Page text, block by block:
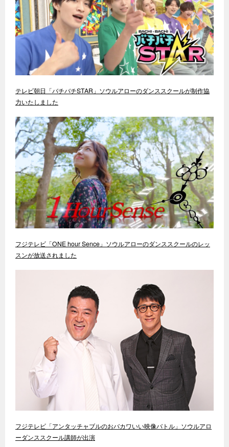
テレビ朝日「バチバチSTAR」ソウルアローのダンススクールが制作協
力いたしました
フジテレビ「ONE hour Sence」ソウルアローのダンススクールのレッ
スンが放送されました
フジテレビ「アンタッチャブルのおバカワいい映像バトル」ソウルアロ
ーダンススクール講師が出演